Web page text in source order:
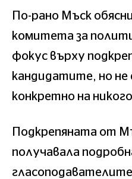
По-рано Мъск
комитета за
фокус върху
кандидатите, но
конкретно на
Подкрепяната от
получавала